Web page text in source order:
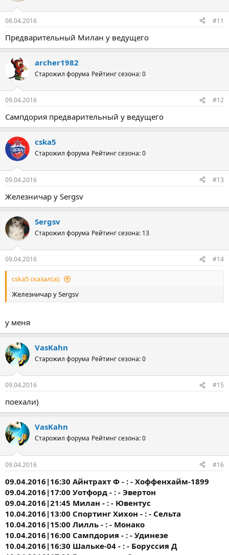
08.04.2016 #11
Предварительный Милан у ведущего
archer1982
Старожил форума Рейтинг сезона: 0
09.04.2016 #12
Сампдория предварительный у ведущего
cska5
Старожил форума Рейтинг сезона: 0
09.04.2016 #13
Железничар у Sergsv
Sergsv
Старожил форума Рейтинг сезона: 13
09.04.2016 #14
cska5 сказал(а):
Железничар у Sergsv
у меня
VasKahn
Старожил форума Рейтинг сезона: 0
09.04.2016 #15
поехали)
VasKahn
Старожил форума Рейтинг сезона: 0
09.04.2016 #16
09.04.2016|16:30 Айнтрахт Ф - : - Хоффенхайм-1899
09.04.2016|17:00 Уотфорд - : - Эвертон
09.04.2016|21:45 Милан - : - Ювентус
10.04.2016|13:00 Спортинг Хихон - : - Сельта
10.04.2016|15:00 Лилль - : - Монако
10.04.2016|16:00 Сампдория - : - Удинезе
10.04.2016|16:30 Шальке-04 - : - Боруссия Д